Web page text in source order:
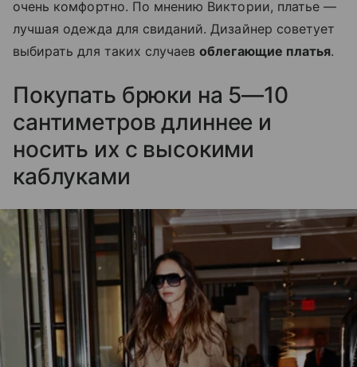
очень комфортно. По мнению Виктории, платье —
лучшая одежда для свиданий. Дизайнер советует
выбирать для таких случаевоблегающие платья.
Покупать брюки на 5—10
сантиметров длиннее и
носить их с высокими
каблуками